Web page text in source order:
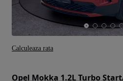
Calculeaza rata